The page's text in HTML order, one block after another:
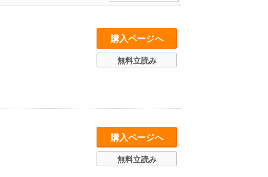
購入ページへ
無料立読み
購入ページへ
無料立読み